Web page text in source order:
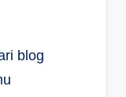
blog